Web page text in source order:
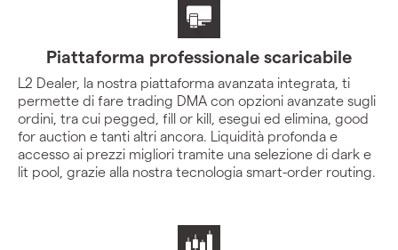
Piattaforma professionale scaricabile
L2 Dealer, la nostra piattaforma avanzata integrata, ti
permette di fare trading DMA con opzioni avanzate sugli
ordini, tra cui pegged, fill or kill, esegui ed elimina, good
for auction e tanti altri ancora. Liquidità profonda e
accesso ai prezzi migliori tramite una selezione di dark e
lit pool, grazie alla nostra tecnologia smart-order routing.